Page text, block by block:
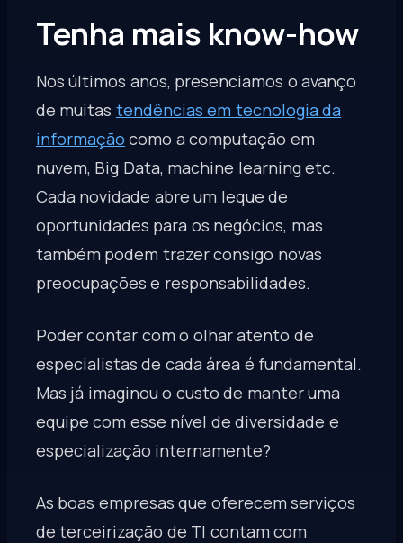
Tenha mais know-how
Nos últimos anos, presenciamos o avanço
de muitas tendências em tecnologia da
informação como a computação em
nuvem, Big Data, machine learning etc.
Cada novidade abre um leque de
oportunidades para os negócios, mas
também podem trazer consigo novas
preocupações e responsabilidades.
Poder contar com o olhar atento de
especialistas de cada área é fundamental.
Mas já imaginou o custo de manter uma
equipe com esse nível de diversidade e
especialização internamente?
As boas empresas que oferecem serviços
de terceirização de TI contam com